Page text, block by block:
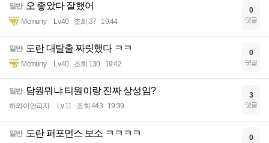
일반 오 좋았다 잘했어
Mcmurry Lv.40 조회 37 19:44
0
댓글
일반 도란 대탈출 짜릿했다 ㅋㅋ
Mcmurry Lv.40 조회 130 19:42
0
댓글
일반 담원뭐냐 티원이랑 진짜 상성임?
하와이안피자 Lv.11 조회 443 19:39
3
댓글
일반 도란 퍼포먼스 보소 ㅋㅋㅋㅋ 0